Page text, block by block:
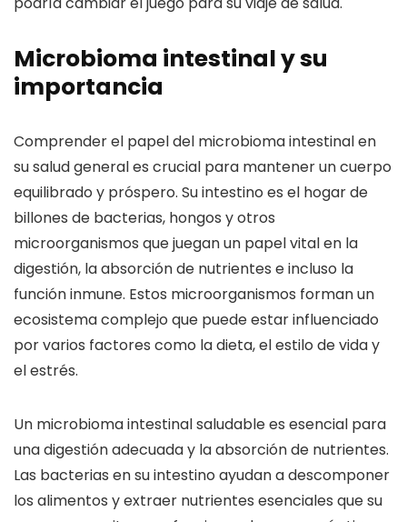
Microbioma intestinal y su
importancia
Comprender el papel del microbioma intestinal en
su salud general es crucial para mantener un cuerpo
equilibrado y próspero. Su intestino es el hogar de
billones de bacterias, hongos y otros
microorganismos que juegan un papel vital en la
digestión, la absorción de nutrientes e incluso la
función inmune. Estos microorganismos forman un
ecosistema complejo que puede estar influenciado
por varios factores como la dieta, el estilo de vida y
el estrés.
Un microbioma intestinal saludable es esencial para
una digestión adecuada y la absorción de nutrientes.
Las bacterias en su intestino ayudan a descomponer
los alimentos y extraer nutrientes esenciales que su